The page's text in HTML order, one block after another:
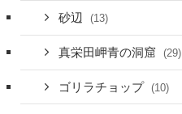
砂辺 (13)
真栄田岬青の洞窟 (29)
ゴリラチョップ (10)